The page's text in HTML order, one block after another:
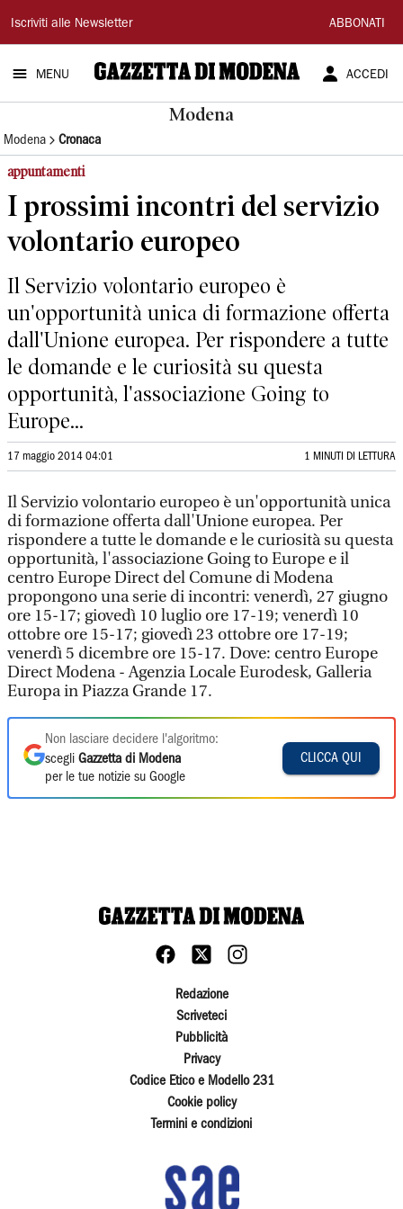
Gazzetta
di
Modena
Iscriviti alle Newsletter ABBONATI
MENU ACCEDI
Modena
Modena Cronaca
appuntamenti
I prossimi incontri del servizio
volontario europeo
Il Servizio volontario europeo è
un'opportunità unica di formazione offerta
dall'Unione europea. Per rispondere a tutte
le domande e le curiosità su questa
opportunità, l'associazione Going to
Europe...
17 maggio 2014 04:01 1 MINUTI DI LETTURA
Il Servizio volontario europeo è un'opportunità unica
di formazione offerta dall'Unione europea. Per
rispondere a tutte le domande e le curiosità su questa
opportunità, l'associazione Going to Europe e il
centro Europe Direct del Comune di Modena
propongono una serie di incontri: venerdì, 27 giugno
ore 15-17; giovedì 10 luglio ore 17-19; venerdì 10
ottobre ore 15-17; giovedì 23 ottobre ore 17-19;
venerdì 5 dicembre ore 15-17. Dove: centro Europe
Direct Modena - Agenzia Locale Eurodesk, Galleria
Europa in Piazza Grande 17.
Non lasciare decidere l'algoritmo:
scegli Gazzetta di Modena
per le tue notizie su Google
CLICCA QUI
Redazione
Scriveteci
Pubblicità
Privacy
Codice Etico e Modello 231
Cookie policy
Termini e condizioni